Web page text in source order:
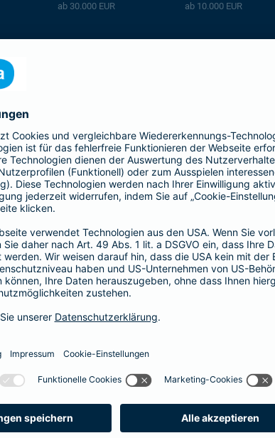
ab 30.000 EUR ab 10.000 EUR
enthalten enthalten
nicht enthalten enthalten
nicht enthalten enthalten
enthalten enthalten
nicht enthalten enthalten